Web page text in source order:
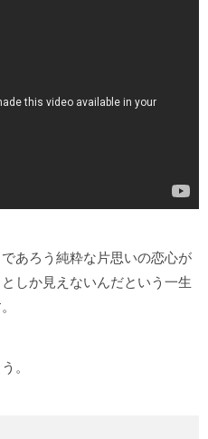
あろう純粋な片思いの恋心が
しか見えないんだという一生
。